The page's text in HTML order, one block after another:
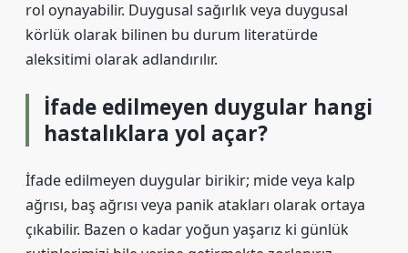
rol oynayabilir. Duygusal sağırlık veya duygusal
körlük olarak bilinen bu durum literatürde
aleksitimi olarak adlandırılır.
İfade edilmeyen duygular hangi
hastalıklara yol açar?
İfade edilmeyen duygular birikir; mide veya kalp
ağrısı, baş ağrısı veya panik atakları olarak ortaya
çıkabilir. Bazen o kadar yoğun yaşarız ki günlük